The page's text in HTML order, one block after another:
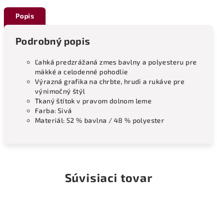
Popis
Podrobný popis
Ľahká predzrážaná zmes bavlny a polyesteru pre
mäkké a celodenné pohodlie
Výrazná grafika na chrbte, hrudi a rukáve pre
výnimočný štýl
Tkaný štítok v pravom dolnom leme
Farba: Sivá
Materiál: 52 % bavlna / 48 % polyester
Súvisiaci tovar